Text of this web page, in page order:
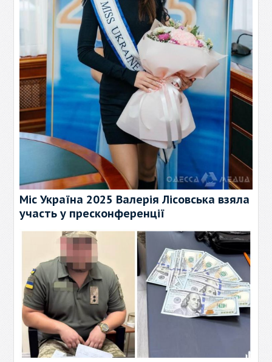
Міс Україна 2025 Валерія Лісовська взяла
участь у пресконференції